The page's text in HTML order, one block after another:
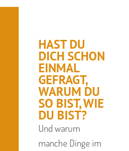
HAST DU
DICH SCHON
EINMAL
GEFRAGT,
WARUM DU
SO BIST, WIE
DU BIST?
Und warum
manche Dinge im